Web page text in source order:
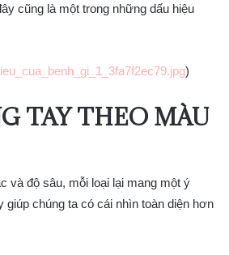
cũng là một trong những dấu hiệu
)
TAY THEO MÀU
và độ sâu, mỗi loại lại mang một ý
giúp chúng ta có cái nhìn toàn diện hơn